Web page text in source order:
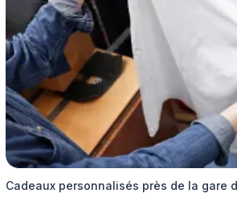
Cadeaux personnalisés près de la gare